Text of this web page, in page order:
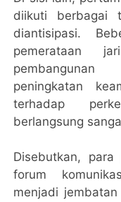
diikuti berbagai
diantisipasi.
pemerataan
peningkatan
terhadap
berlangsung
Disebutkan,
forum
menjadi